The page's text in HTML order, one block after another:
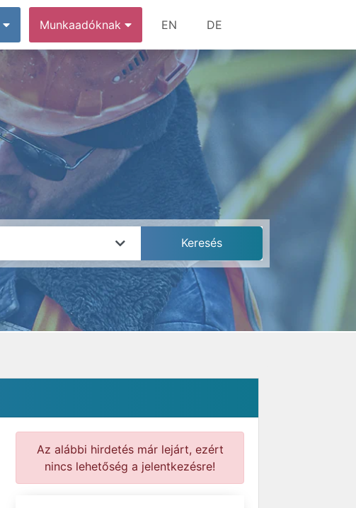
Munkaadóknak EN DE
Az alábbi hirdetés már lejárt, ezért
nincs lehetőség a jelentkezésre!